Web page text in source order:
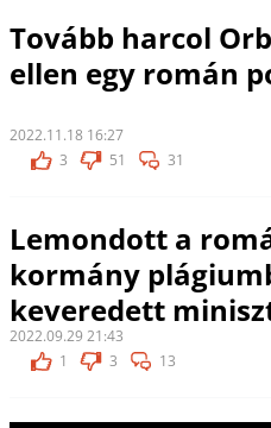
Tovább harcol
ellen egy román
2022.11.18 16:27
3
51 31
Lemondott a
kormány
keveredett
2022.09.29 21:43
1
3 13